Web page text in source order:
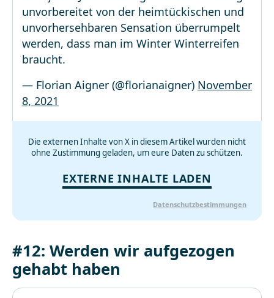
unvorbereitet von der heimtückischen und
unvorhersehbaren Sensation überrumpelt
werden, dass man im Winter Winterreifen
braucht.
— Florian Aigner (@florianaigner) November
8, 2021
Die externen Inhalte von X in diesem Artikel wurden nicht
ohne Zustimmung geladen, um eure Daten zu schützen.
EXTERNE INHALTE LADEN
Datenschutzbestimmungen
#12: Werden wir aufgezogen
gehabt haben